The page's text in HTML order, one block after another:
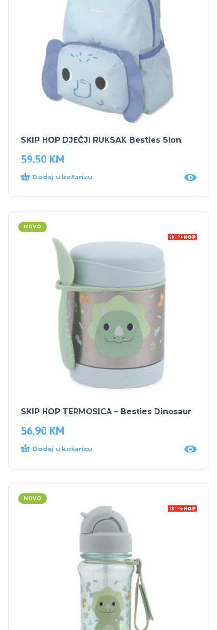
SKIP HOP DJEČJI RUKSAK Besties Slon
59.50 KM
Dodaj u košaricu
NOVO
SKIP HOP TERMOSICA – Besties Dinosaur
56.90 KM
Dodaj u košaricu
NOVO